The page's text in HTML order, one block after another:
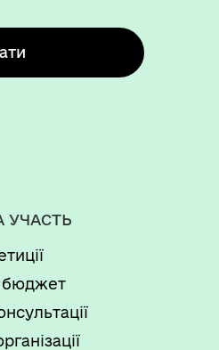
УЧАСТЬ
бюджет